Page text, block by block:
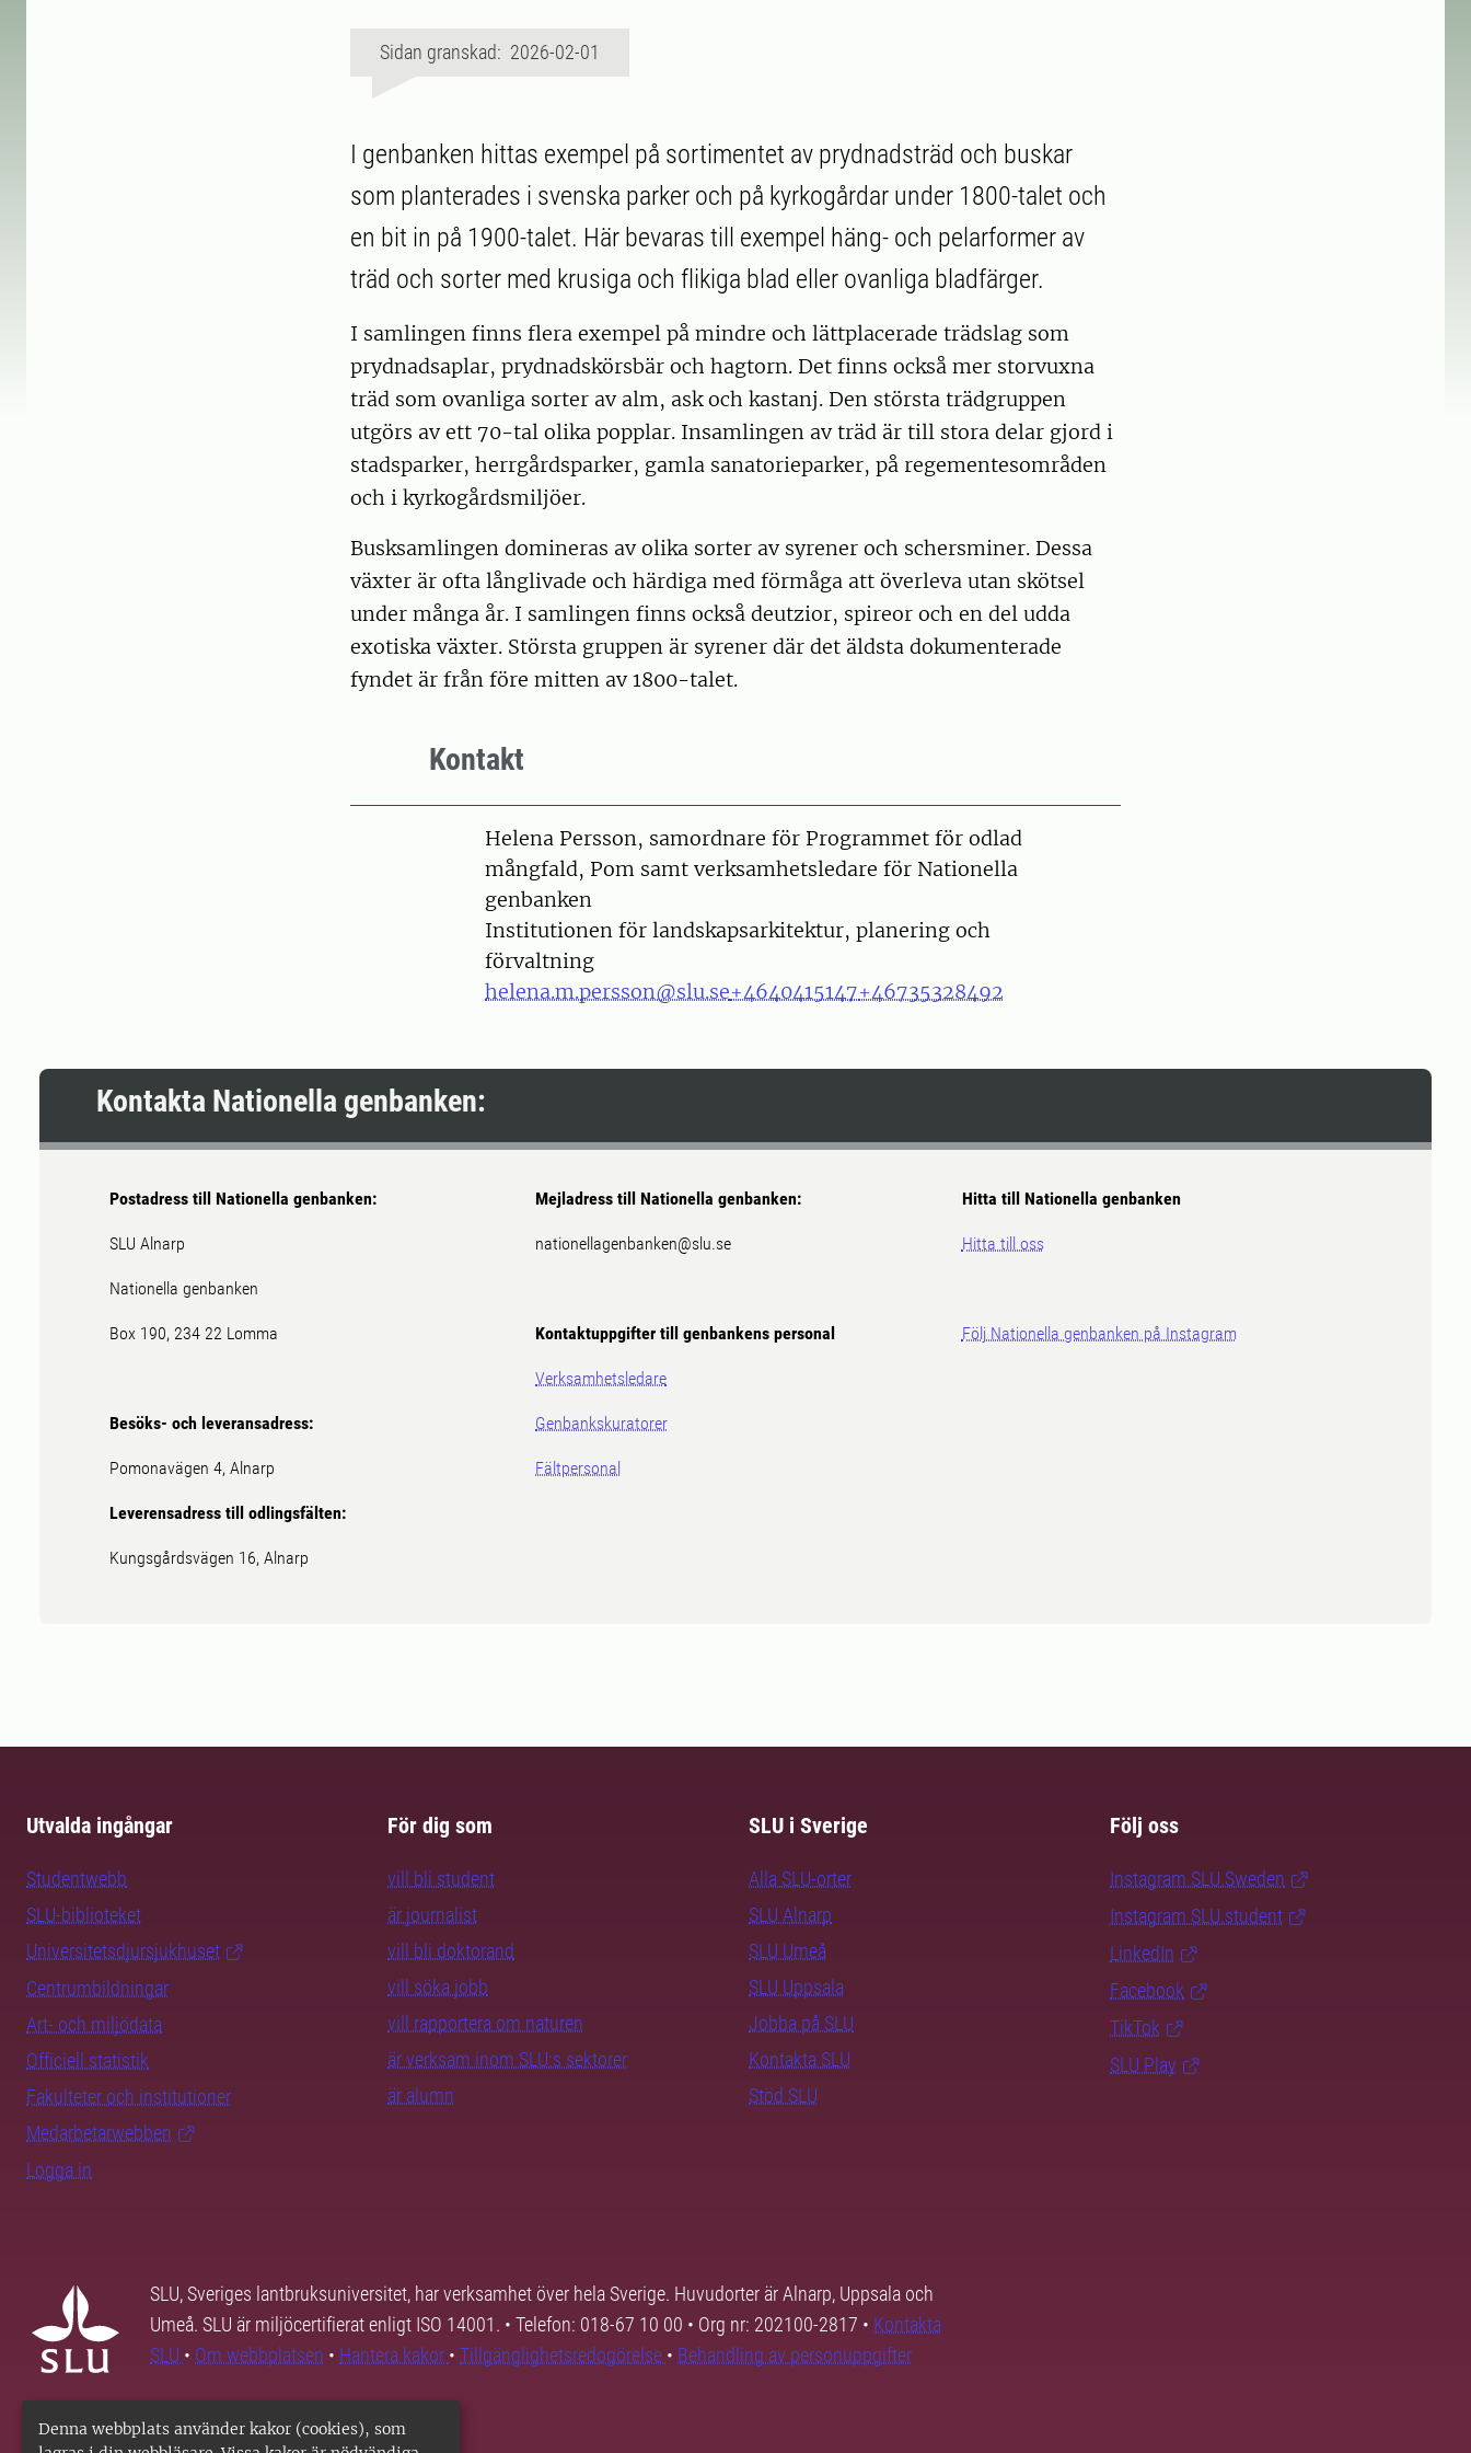
Denna webbplats använder kakor (cookies), som
Sidan granskad: 2026-02-01
I genbanken hittas exempel på sortimentet av prydnadsträd och buskar
som planterades i svenska parker och på kyrkogårdar under 1800-talet och
en bit in på 1900-talet. Här bevaras till exempel häng- och pelarformer av
träd och sorter med krusiga och flikiga blad eller ovanliga bladfärger.
I samlingen finns flera exempel på mindre och lättplacerade trädslag som
prydnadsaplar, prydnadskörsbär och hagtorn. Det finns också mer storvuxna
träd som ovanliga sorter av alm, ask och kastanj. Den största trädgruppen
utgörs av ett 70-tal olika popplar. Insamlingen av träd är till stora delar gjord i
stadsparker, herrgårdsparker, gamla sanatorieparker, på regementesområden
och i kyrkogårdsmiljöer.
Busksamlingen domineras av olika sorter av syrener och schersminer. Dessa
växter är ofta långlivade och härdiga med förmåga att överleva utan skötsel
under många år. I samlingen finns också deutzior, spireor och en del udda
exotiska växter. Största gruppen är syrener där det äldsta dokumenterade
fyndet är från före mitten av 1800-talet.
Kontakt
PersonHelena Persson, samordnare för Programmet för odlad
mångfald, Pom samt verksamhetsledare för Nationella
genbanken
Institutionen för landskapsarkitektur, planering och
förvaltning
helena.m.persson@slu.se+4640415147+46735328492
Kontakta Nationella genbanken:
Postadress till Nationella genbanken:
SLU Alnarp
Nationella genbanken
Box 190, 234 22 Lomma
Besöks- och leveransadress:
Pomonavägen 4, Alnarp
Leverensadress till odlingsfälten:
Kungsgårdsvägen 16, Alnarp
Mejladress till Nationella genbanken:
nationellagenbanken@slu.se
Kontaktuppgifter till genbankens personal
Verksamhetsledare
Genbankskuratorer
Fältpersonal
Hitta till Nationella genbanken
Hitta till oss
Följ Nationella genbanken på Instagram
Utvalda ingångar
Studentwebb
SLU-biblioteket
Universitetsdjursjukhuset
Centrumbildningar
Art- och miljödata
Officiell statistik
Fakulteter och institutioner
Medarbetarwebben
Logga in
För dig som
vill bli student
är journalist
vill bli doktorand
vill söka jobb
vill rapportera om naturen
är verksam inom SLU:s sektorer
är alumn
SLU i Sverige
Alla SLU-orter
SLU Alnarp
SLU Umeå
SLU Uppsala
Jobba på SLU
Kontakta SLU
Stöd SLU
Följ oss
Instagram SLU.Sweden
Instagram SLU.student
LinkedIn
Facebook
TikTok
SLU Play
SLU, Sveriges lantbruksuniversitet, har verksamhet över hela Sverige. Huvudorter är Alnarp, Uppsala och
Umeå. SLU är miljöcertifierat enligt ISO 14001. • Telefon: 018-67 10 00 • Org nr: 202100-2817 • Kontakta
SLU • Om webbplatsen • Hantera kakor • Tillgänglighetsredogörelse • Behandling av personuppgifter